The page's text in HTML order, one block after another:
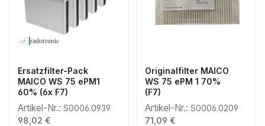
Ersatzfilter-Pack
MAICO WS 75 ePM1
60% (6x F7)
Artikel-Nr.: S0006.0939
Regulärer Preis:
98,02 €
Originalfilter MAICO
WS 75 ePM 1 70%
(F7)
Artikel-Nr.: S0006.0209
Regulärer Preis:
71,09 €